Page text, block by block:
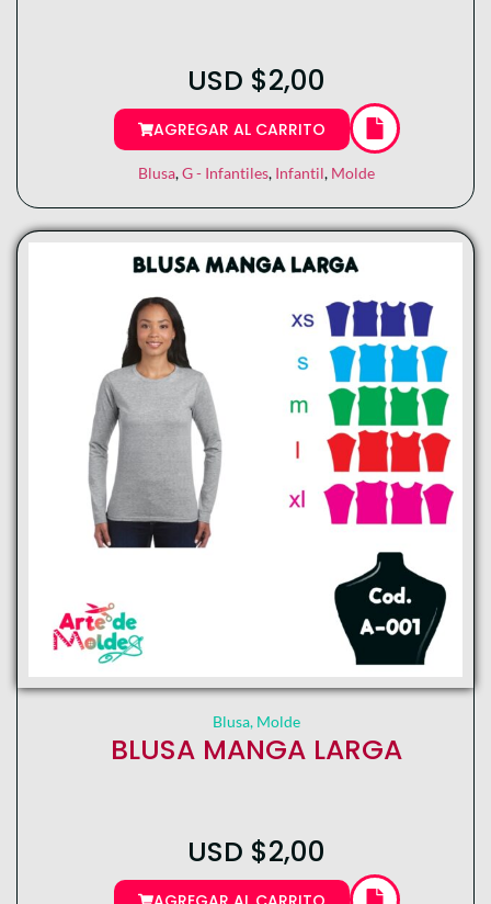
USD $2,00
AGREGAR AL CARRITO
Blusa,G - Infantiles, Infantil, Molde
Blusa, Molde
BLUSA MANGA LARGA
USD $2,00